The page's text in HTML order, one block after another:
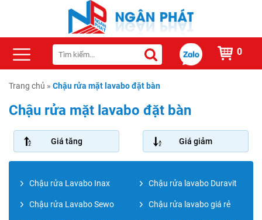
0
Trang chủ » Chậu rửa mặt lavabo đặt bàn
Chậu rửa mặt lavabo đặt bàn
Giá tăng Giá giảm
Chậu rửa Lavabo Inax Chậu rửa lavabo Duravit
Chậu rửa Lavabo Sewo Chậu rửa lavabo giá rẻ